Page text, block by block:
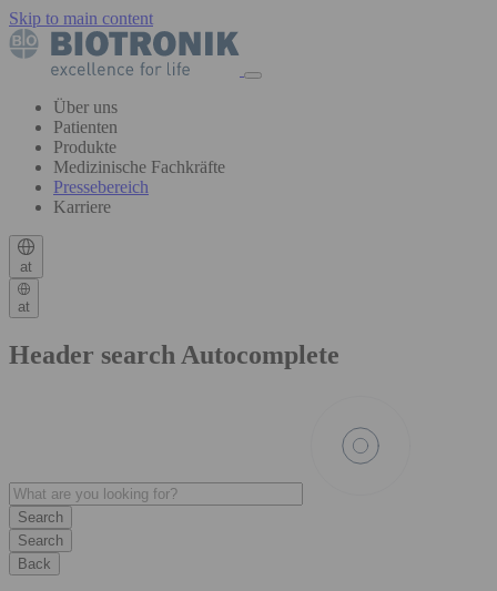
Skip to main content
Über uns
Patienten
Produkte
Medizinische Fachkräfte
Pressebereich
Karriere
at
at
Header search Autocomplete
Search
Back